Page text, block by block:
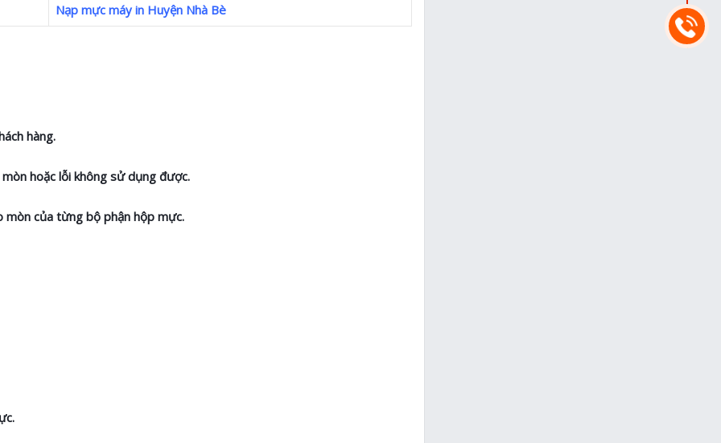
Nạp mực máy in Huyện Nhà Bè
hàng.
hoặc lỗi không sử dụng được.
mòn của từng bộ phận hộp mực.